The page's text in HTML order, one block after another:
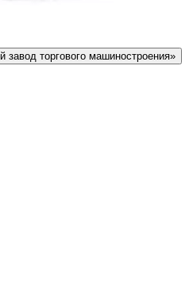
завод торгового машиностроения»